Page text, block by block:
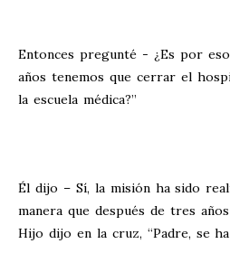
Entonces pregunté - ¿Es por
años tenemos que cerrar el
la escuela médica?”
Él dijo – Sí, la misión ha sido
manera que después de tres
Hijo dijo en la cruz, “Padre, se ha